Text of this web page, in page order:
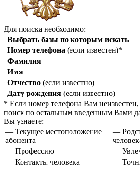
Для поиска необходимо:
Выбрать базы по которым искать
Номер телефона (если известен)*
Фамилия
Имя
Отчество (если известно)
Дату рождения (если известно)
* Если номер телефона Вам неизвестен,
поиск по остальным введенным Вами
Вы узнаете:
— Текущее местоположение
абонента
—
— Профессию
—
— Контакты человека
—